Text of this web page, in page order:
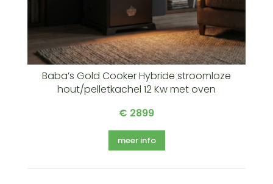
Baba’s Gold Cooker Hybride stroomloze
hout/pelletkachel 12 Kw met oven
€ 2899
meer info